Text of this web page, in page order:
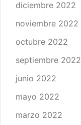
diciembre 2022
noviembre 2022
octubre 2022
septiembre 2022
junio 2022
mayo 2022
marzo 2022